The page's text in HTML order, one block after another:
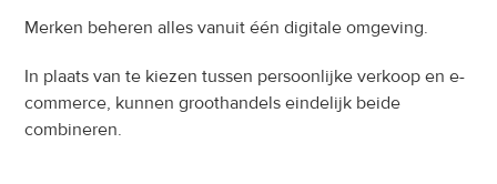
Merken beheren alles vanuit één digitale omgeving.
In plaats van te kiezen tussen persoonlijke verkoop en e-
commerce, kunnen groothandels eindelijk beide
combineren.